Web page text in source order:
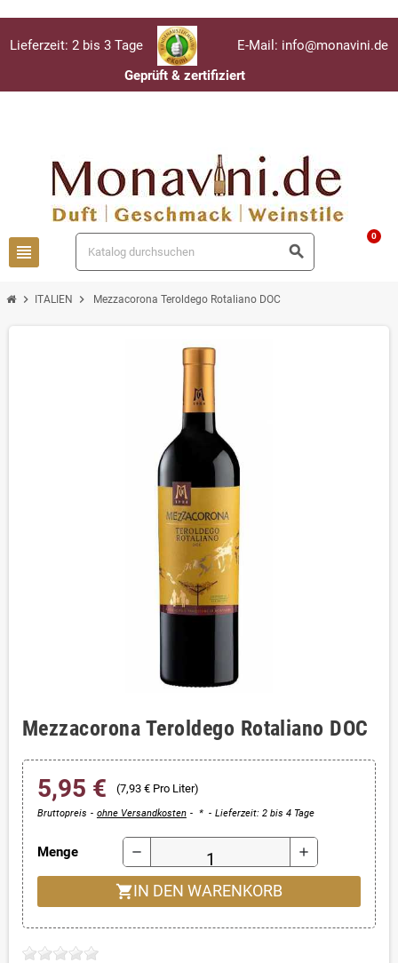
Lieferzeit: 2 bis 3 Tage
E-Mail: info@monavini.de
Geprüft & zertifiziert
view_headline search
personAnmelden 0
chevron_right ITALIEN chevron_right Mezzacorona Teroldego Rotaliano DOC
Mezzacorona Teroldego Rotaliano DOC
5,95 € (7,93 € Pro Liter)
Bruttopreis ohne Versandkosten * Lieferzeit: 2 bis 4 Tage
Menge remove add
shopping_cart IN DEN WARENKORB